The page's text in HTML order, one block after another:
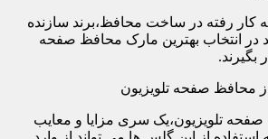
کار رفته در ساخت محافظ،برند سازنده
در انتخاب بهترین مارک محافظ صفحه
بگیرند.
محافظ صفحه تلویزیون
صفحه تلویزیون،یک سری مزایا و معایب